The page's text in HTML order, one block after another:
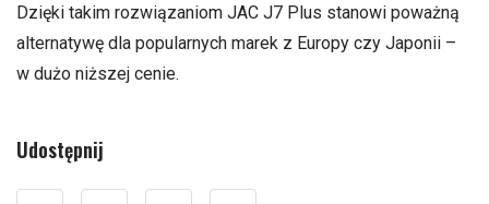
Dzięki takim rozwiązaniom JAC J7 Plus stanowi poważną
alternatywę dla popularnych marek z Europy czy Japonii –
w dużo niższej cenie.
Udostępnij